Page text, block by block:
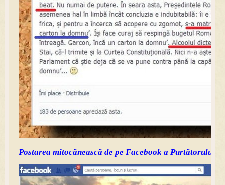
Postarea mitocănească de pe Facebook a Purtătorului